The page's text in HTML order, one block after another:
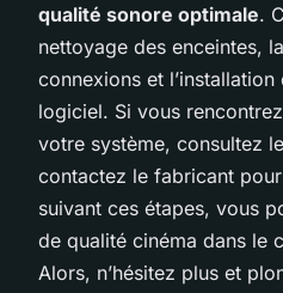
qualité sonore optimale.
nettoyage des enceintes,
connexions et
logiciel. Si vous
votre système, consultez
contactez le fabricant
suivant ces étapes, vous
de qualité cinéma dans le
Alors, n’hésitez plus et